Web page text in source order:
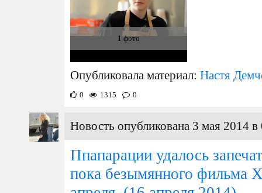
1 фото
Опубликовала материал: Настя
0 1315 0
Новость опубликована 3 мая 2014 в
Ппапарации удалось
пока безымянного фильма